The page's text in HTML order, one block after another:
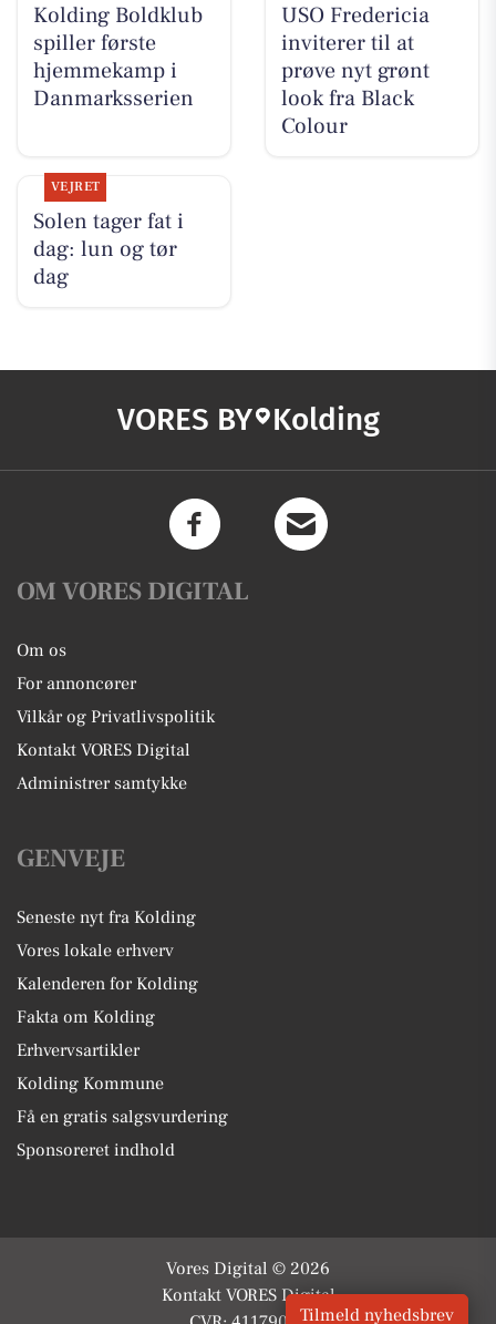
Kolding Boldklub
spiller første
hjemmekamp i
Danmarksserien
USO Fredericia
inviterer til at
prøve nyt grønt
look fra Black
Colour
VEJRET
Solen tager fat i
dag: lun og tør
dag
VORES BY Kolding
OM VORES DIGITAL
Om os
For annoncører
Vilkår og Privatlivspolitik
Kontakt VORES Digital
Administrer samtykke
GENVEJE
Seneste nyt fra Kolding
Vores lokale erhverv
Kalenderen for Kolding
Fakta om Kolding
Erhvervsartikler
Kolding Kommune
Få en gratis salgsvurdering
Sponsoreret indhold
Vores Digital © 2026
Kontakt VORES Digital
Tilmeld nyhedsbrev